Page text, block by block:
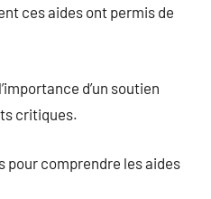
ces aides ont permis de
d’un soutien
critiques.
pour comprendre les aides